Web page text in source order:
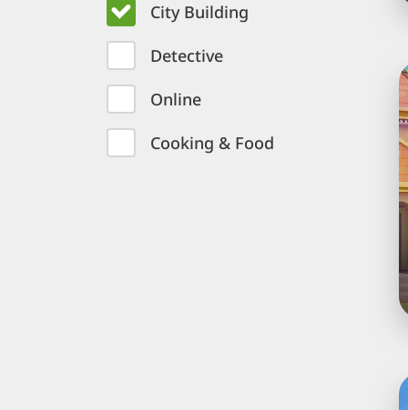
City Building
Detective
Online
Cooking & Food
3
e